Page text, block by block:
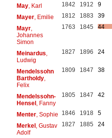
May, Karl 1842 1912
9
Mayer, Emilie 1812 1883
39
Mayr,
Johannes
Simon
1763 1845 44
Meinardus
Ludwig
1827 1896 24
Mendelssohn
Bartholdy,
Felix
1809 1847 38
Mendelssohn-
Hensel, Fanny
1805 1847 42
Menter, Sophie 1846 1918
5
Merkel, Gustav
Adolf
1827 1885 24